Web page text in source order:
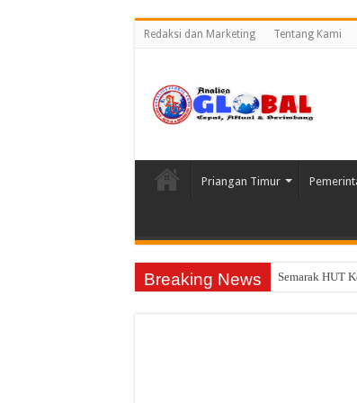
Redaksi dan Marketing Tentang Kami
Priangan Timur
Breaking News Semarak HUT
DD Dipangkas,